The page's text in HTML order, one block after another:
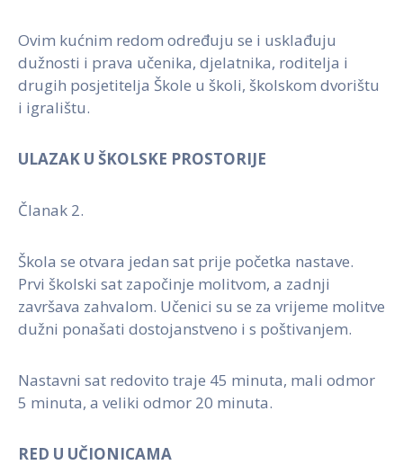
Ovim kućnim redom određuju se i usklađuju
dužnosti i prava učenika, djelatnika, roditelja i
drugih posjetitelja Škole u školi, školskom dvorištu
i igralištu.
ULAZAK U ŠKOLSKE PROSTORIJE
Članak 2.
Škola se otvara jedan sat prije početka nastave.
Prvi školski sat započinje molitvom, a zadnji
završava zahvalom. Učenici su se za vrijeme molitve
dužni ponašati dostojanstveno i s poštivanjem.
Nastavni sat redovito traje 45 minuta, mali odmor
5 minuta, a veliki odmor 20 minuta.
RED U UČIONICAMA